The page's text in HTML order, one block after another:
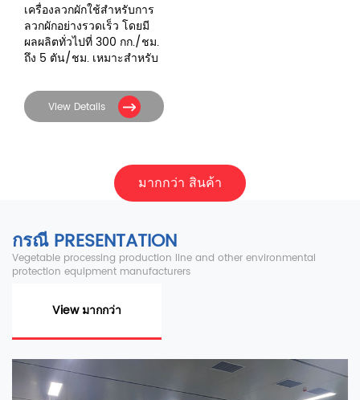
เครื่องลวกผักใช้สำหรับการ
ลวกผักอย่างรวดเร็ว โดยมี
ผลผลิตทั่วไปที่ 300 กก./ชม.
ถึง 5 ตัน/ชม. เหมาะสำหรับ
View Details
มากกว่า สินค้า
กรณี PRESENTATION
Vegetable processing production line and other environmental
protection equipment manufacturers
View มากกว่า